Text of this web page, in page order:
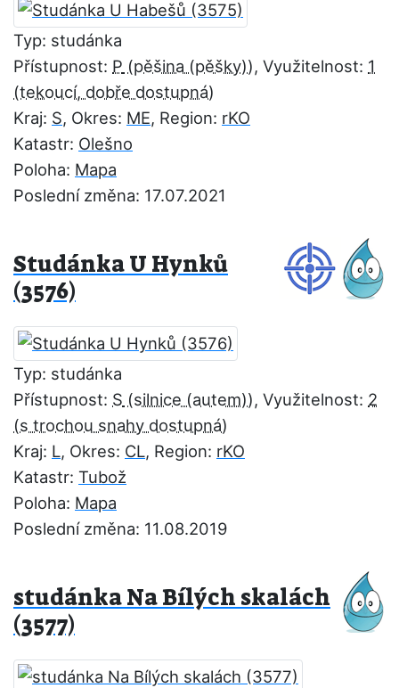
Typ: studánka
Přístupnost: P , Využitelnost: 1
Kraj: S, Okres: ME, Region: rKO
Katastr: Olešno
Poloha: Mapa
Poslední změna: 17.07.2021
Studánka U Hynků
(3576)
Typ: studánka
Přístupnost: S , Využitelnost: 2
Kraj: L, Okres: CL, Region: rKO
Katastr: Tubož
Poloha: Mapa
Poslední změna: 11.08.2019
studánka Na Bílých skalách
(3577)